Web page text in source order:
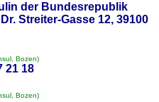
der Bundesrepublik
Streiter-Gasse 12, 39100
Bozen)
21 18
Bozen)